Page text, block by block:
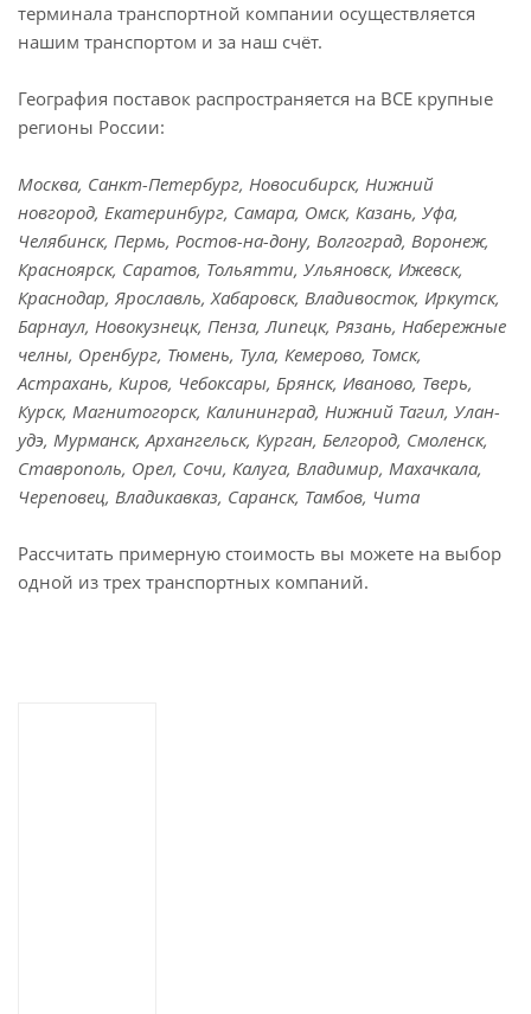
терминала транспортной компании осуществляется
нашим транспортом и за наш счёт.
География поставок распространяется на ВСЕ крупные
регионы России:
Москва, Санкт-Петербург, Новосибирск, Нижний
новгород, Екатеринбург, Самара, Омск, Казань, Уфа,
Челябинск, Пермь, Ростов-на-дону, Волгоград, Воронеж,
Красноярск, Саратов, Тольятти, Ульяновск, Ижевск,
Краснодар, Ярославль, Хабаровск, Владивосток, Иркутск,
Барнаул, Новокузнецк, Пенза, Липецк, Рязань, Набережные
челны, Оренбург, Тюмень, Тула, Кемерово, Томск,
Астрахань, Киров, Чебоксары, Брянск, Иваново, Тверь,
Курск, Магнитогорск, Калининград, Нижний Тагил, Улан-
удэ, Мурманск, Архангельск, Курган, Белгород, Смоленск,
Ставрополь, Орел, Сочи, Калуга, Владимир, Махачкала,
Череповец, Владикавказ, Саранск, Тамбов, Чита
Рассчитать примерную стоимость вы можете на выбор
одной из трех транспортных компаний.